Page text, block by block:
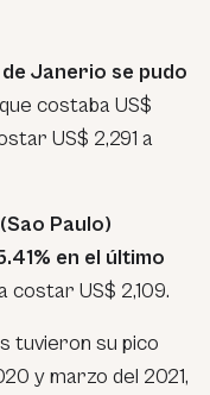
Janerio se pudo
costaba US$
US$ 2,291 a
Paulo)
en el último
costar US$ 2,109.
tuvieron su pico
y marzo del 2021,